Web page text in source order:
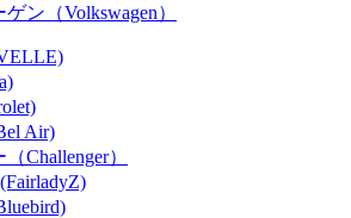
ン（Volkswagen）
Air)
Challenger）